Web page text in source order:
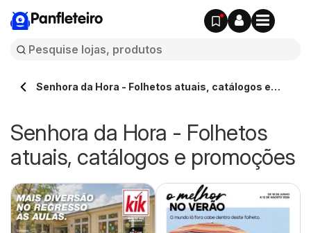
Panfleteiro
Senhora da Hora - Folhetos atuais, catálogos e
Senhora da Hora - Folhetos
atuais, catálogos e promoções